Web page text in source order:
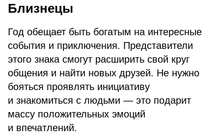
Близнецы
Год обещает быть богатым на интересные
события и приключения. Представители
этого знака смогут расширить свой круг
общения и найти новых друзей. Не нужно
бояться проявлять инициативу
и знакомиться с людьми — это подарит
массу положительных эмоций
и впечатлений.